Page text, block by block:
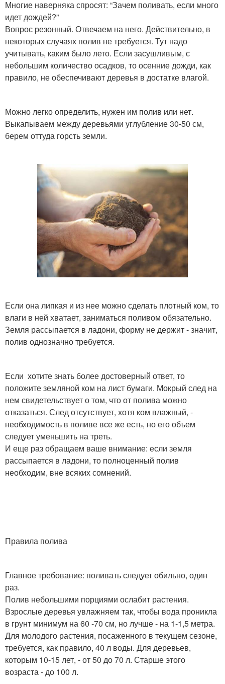
Многие наверняка спросят: “Зачем поливать, если много
идет дождей?”
Вопрос резонный. Отвечаем на него. Действительно, в
некоторых случаях полив не требуется. Тут надо
учитывать, каким было лето. Если засушливым, с
небольшим количество осадков, то осенние дожди, как
правило, не обеспечивают деревья в достатке влагой.
Можно легко определить, нужен им полив или нет.
Выкапываем между деревьями углубление 30-50 см,
берем оттуда горсть земли.
Если она липкая и из нее можно сделать плотный ком, то
влаги в ней хватает, заниматься поливом обязательно.
Земля рассыпается в ладони, форму не держит - значит,
полив однозначно требуется.
Если хотите знать более достоверный ответ, то
положите земляной ком на лист бумаги. Мокрый след на
нем свидетельствует о том, что от полива можно
отказаться. След отсутствует, хотя ком влажный, -
необходимость в поливе все же есть, но его объем
следует уменьшить на треть.
И еще раз обращаем ваше внимание: если земля
рассыпается в ладони, то полноценный полив
необходим, вне всяких сомнений.
Правила полива
Главное требование: поливать следует обильно, один
раз.
Полив небольшими порциями ослабит растения.
Взрослые деревья увлажняем так, чтобы вода проникла
в грунт минимум на 60 -70 см, но лучше - на 1-1,5 метра.
Для молодого растения, посаженного в текущем сезоне,
требуется, как правило, 40 л воды. Для деревьев,
которым 10-15 лет, - от 50 до 70 л. Старше этого
возраста - до 100 л.